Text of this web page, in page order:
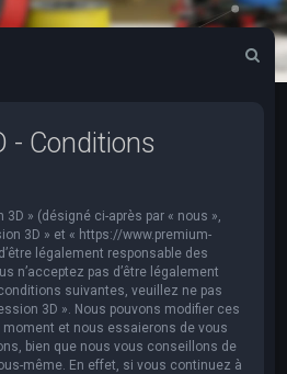
- Conditions
» (désigné ci-après par « nous »,
3D » et « https://www.premium-
légalement responsable des
n’acceptez pas d’être légalement
suivantes, veuillez ne pas
3D ». Nous pouvons modifier ces
moment et nous essaierons de vous
bien que nous vous conseillons de
même. En effet, si vous continuez à